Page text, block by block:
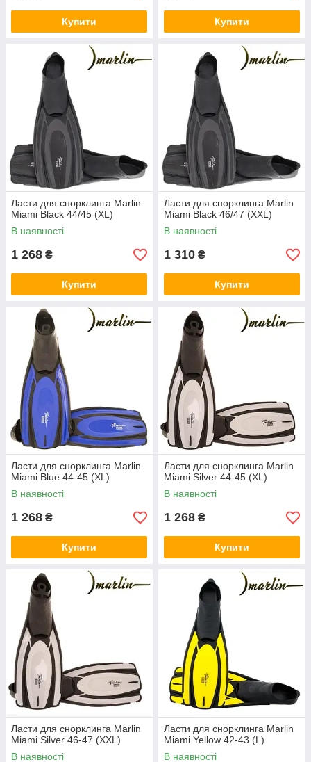
Купити Купити
Ласти для снорклинга Marlin
Miami Black 44/45 (XL)
В наявності
1 268 ₴
Купити
Ласти для снорклинга Marlin
Miami Black 46/47 (XXL)
В наявності
1 310 ₴
Купити
Ласти для снорклинга Marlin
Miami Blue 44-45 (XL)
В наявності
1 268 ₴
Купити
Ласти для снорклинга Marlin
Miami Silver 44-45 (XL)
В наявності
1 268 ₴
Купити
Ласти для снорклинга Marlin
Miami Silver 46-47 (XXL)
В наявності
Ласти для снорклинга Marlin
Miami Yellow 42-43 (L)
В наявності